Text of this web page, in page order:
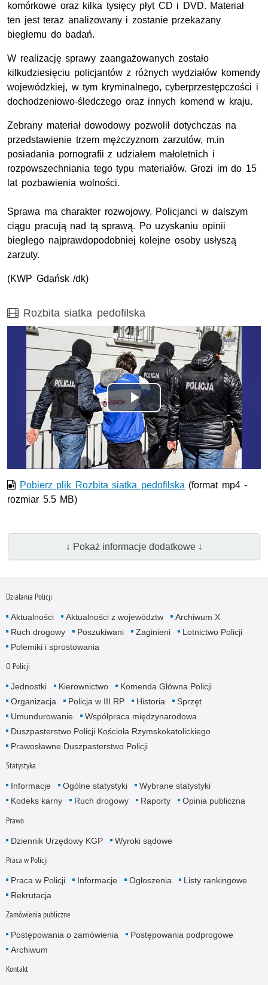
komórkowe oraz kilka tysięcy płyt CD i DVD. Materiał
ten jest teraz analizowany i zostanie przekazany
biegłemu do badań.
W realizację sprawy zaangażowanych zostało
kilkudziesięciu policjantów z różnych wydziałów komendy
wojewódzkiej, w tym kryminalnego, cyberprzestępczości i
dochodzeniowo-śledczego oraz innych komend w kraju.
Zebrany materiał dowodowy pozwolił dotychczas na
przedstawienie trzem mężczyznom zarzutów, m.in
posiadania pornografii z udziałem małoletnich i
rozpowszechniania tego typu materiałów. Grozi im do 15
lat pozbawienia wolności.
Sprawa ma charakter rozwojowy. Policjanci w dalszym
ciągu pracują nad tą sprawą. Po uzyskaniu opinii
biegłego najprawdopodobniej kolejne osoby usłyszą
zarzuty.
(KWP Gdańsk /dk)
Film
Rozbita siatka pedofilska
Odtwórz
wideo
Pobierz plik Rozbita siatka pedofilska(format mp4 -
rozmiar 5.5 MB)
↓ Pokaż informacje dodatkowe ↓
Działania Policji
Aktualności Aktualności z województw
Archiwum X
Ruch drogowy
Poszukiwani Zaginieni
Lotnictwo Policji
Polemiki i sprostowania
O Policji
Jednostki Kierownictwo
Komenda Główna Policji
Organizacja
Policja w III RP Historia
Sprzęt
Umundurowanie
Współpraca międzynarodowa
Duszpasterstwo Policji Kościoła Rzymskokatolickiego
Prawosławne Duszpasterstwo Policji
Statystyka
Informacje Ogólne statystyki
Wybrane statystyki
Kodeks karny
Ruch drogowy Raporty Opinia publiczna
Prawo
Dziennik Urzędowy KGP Wyroki sądowe
Praca w Policji
Praca w Policji Informacje Ogłoszenia
Listy rankingowe
Rekrutacja
Zamówienia publiczne
Postępowania o zamówienia
Postępowania podprogowe
Archiwum
Kontakt